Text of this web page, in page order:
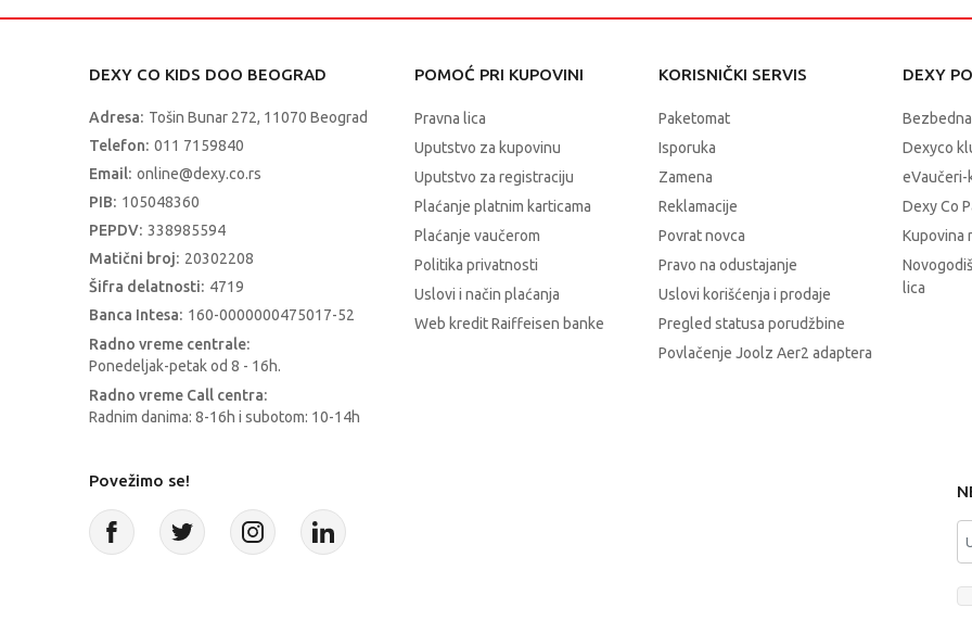
DEXY CO KIDS DOO BEOGRAD
Adresa: Tošin Bunar 272, 11070 Beograd
Telefon: 011 7159840
Email: online@dexy.co.rs
PIB: 105048360
PEPDV: 338985594
Matični broj: 20302208
Šifra delatnosti: 4719
Banca Intesa: 160-0000000475017-52
Radno vreme centrale:
Ponedeljak-petak od 8 - 16h.
Radno vreme Call centra:
Radnim danima: 8-16h i subotom: 10-14h
POMOĆ PRI KUPOVINI
Pravna lica
Uputstvo za kupovinu
Uputstvo za registraciju
Plaćanje platnim karticama
Plaćanje vaučerom
Politika privatnosti
Uslovi i način plaćanja
Web kredit Raiffeisen banke
KORISNIČKI SERVIS
Paketomat
Isporuka
Zamena
Reklamacije
Povrat novca
Pravo na odustajanje
Uslovi korišćenja i prodaje
Pregled statusa porudžbine
Povlačenje Joolz Aer2 adaptera
DEXY
Dexyco
Dexy Co
Kupovina
lica
Povežimo se!